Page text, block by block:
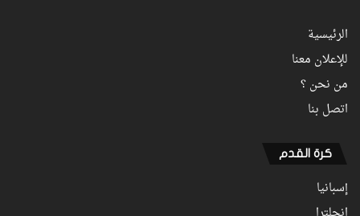
الرئيسية
للإعلان معنا
من نحن ؟
اتصل بنا
كرة القدم
إسبانيا